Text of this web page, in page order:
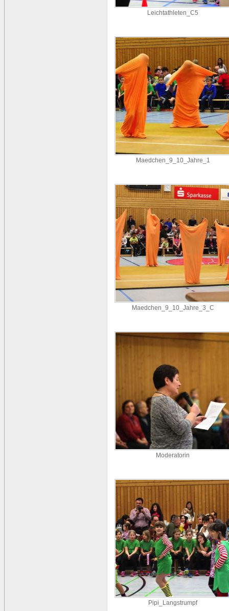
Leichtathleten_C5
Maedchen_9_10_Jahre_1
Maedchen_9_10_Jahre_3_C
Moderatorin
Pipi_Langstrumpf